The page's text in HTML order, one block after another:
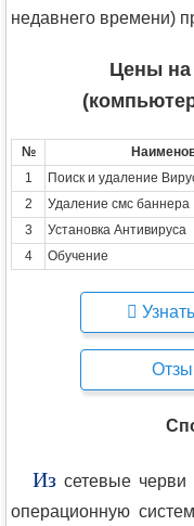
недавнего времени)
Цены на
№
1
Поиск и удаление
2
Удаление смс баннера
3
Установка Антивируса
4
Обучение
Из сетевые черви
операционную